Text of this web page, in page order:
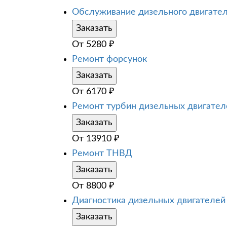
Обслуживание дизельного
Заказать
От 5280 ₽
Ремонт форсунок
Заказать
От 6170 ₽
Ремонт турбин дизельных
Заказать
От 13910 ₽
Ремонт ТНВД
Заказать
От 8800 ₽
Диагностика дизельных двигателей
Заказать